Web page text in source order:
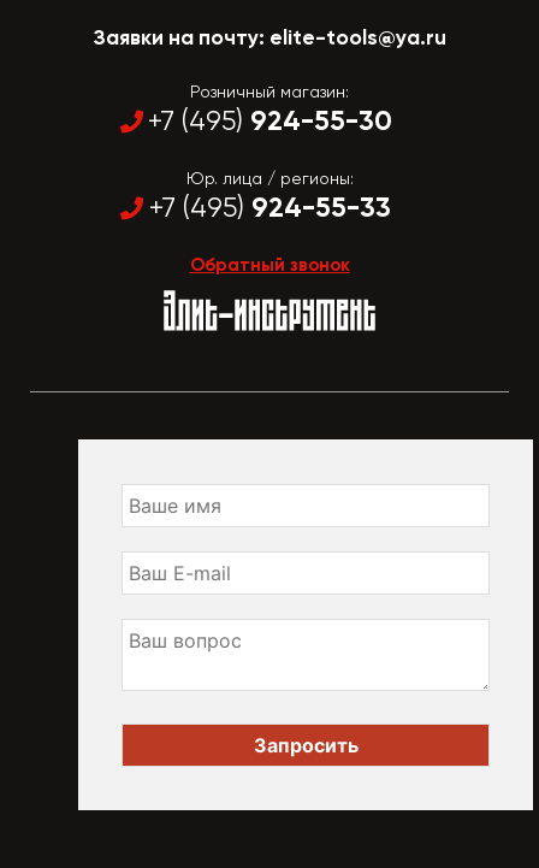
Заявки на почту: elite-tools@ya.ru
Розничный магазин:
+7 (495) 924-55-30
Юр. лица / регионы:
+7 (495) 924-55-33
Обратный звонок